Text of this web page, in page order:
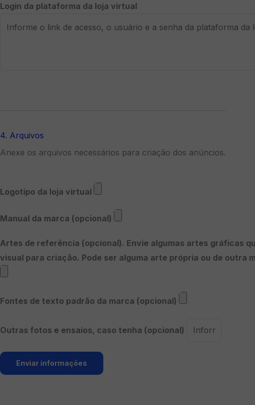
Login da plataforma da loja virtual
4. Arquivos
Anexe os arquivos necessários para criação dos anúncios.
Logotipo da loja virtual
Manual da marca (opcional)
Artes de referência (opcional). Envie algumas artes gráficas
visual para criação. Pode ser alguma arte própria ou de outra
Fontes de texto padrão da marca (opcional)
Outras fotos e ensaios, caso tenha (opcional)
Enviar informações